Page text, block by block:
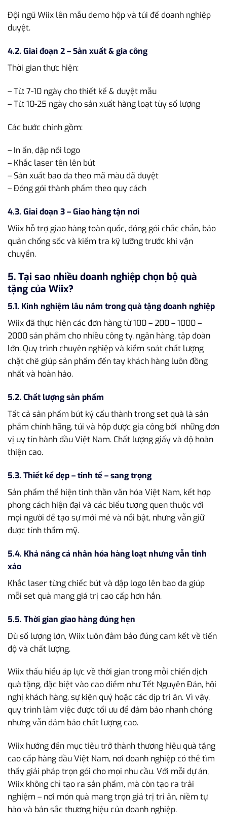
Đội ngũ Wiix lên mẫu demo hộp và túi để doanh nghiệp
duyệt.
4.2. Giai đoạn 2 – Sản xuất & gia công
Thời gian thực hiện:
– Từ: 7-10 ngày cho thiết kế & duyệt mẫu
– Từ: 10-25 ngày cho sản xuất hàng loạt tùy số lượng
Các bước chính gồm:
– In ấn, dập nổi logo
– Khắc laser tên lên bút
– Sản xuất bao da theo mã màu đã duyệt
– Đóng gói thành phẩm theo quy cách
4.3. Giai đoạn 3 – Giao hàng tận nơi
Wiix hỗ trợ giao hàng toàn quốc, đóng gói chắc chắn, bảo
quản chống sốc và kiểm tra kỹ lưỡng trước khi vận
chuyển.
5. Tại sao nhiều doanh nghiệp chọn bộ quà
tặng của Wiix?
5.1. Kinh nghiệm lâu năm trong quà tặng doanh nghiệp
Wiix đã thực hiện các đơn hàng từ 100 – 200 – 1000 –
2000 sản phẩm cho nhiều công ty, ngân hàng, tập đoàn
lớn. Quy trình chuyên nghiệp và kiểm soát chất lượng
chặt chẽ giúp sản phẩm đến tay khách hàng luôn đồng
nhất và hoàn hảo.
5.2. Chất lượng sản phẩm
Tất cả sản phẩm bút ký cấu thành trong set quà là sản
phẩm chính hãng, túi và hộp được gia công bởi những đơn
vị uy tín hành đầu Việt Nam. Chất lượng giấy và độ hoàn
thiện cao.
5.3. Thiết kế đẹp – tinh tế – sang trọng
Sản phẩm thể hiện tinh thần văn hóa Việt Nam, kết hợp
phong cách hiện đại và các biểu tượng quen thuộc với
mọi người để tạo sự mới mẻ và nổi bật, nhưng vẫn giữ
được tính thẩm mỹ.
5.4. Khả năng cá nhân hóa hàng loạt nhưng vẫn tinh
xảo
Khắc laser từng chiếc bút và dập logo lên bao da giúp
mỗi set quà mang giá trị cao cấp hơn hẳn.
5.5. Thời gian giao hàng đúng hẹn
Dù số lượng lớn, Wiix luôn đảm bảo đúng cam kết về tiến
độ và chất lượng.
Wiix thấu hiểu áp lực về thời gian trong mỗi chiến dịch
quà tặng, đặc biệt vào cao điểm như Tết Nguyên Đán, hội
nghị khách hàng, sự kiện quý hoặc các dịp tri ân. Vì vậy,
quy trình làm việc được tối ưu để đảm bảo nhanh chóng
nhưng vẫn đảm bảo chất lượng cao.
Wiix hướng đến mục tiêu trở thành thương hiệu quà tặng
cao cấp hàng đầu Việt Nam, nơi doanh nghiệp có thể tìm
thấy giải pháp trọn gói cho mọi nhu cầu. Với mỗi dự án,
Wiix không chỉ tạo ra sản phẩm, mà còn tạo ra trải
nghiệm – nơi món quà mang trọn giá trị tri ân, niềm tự
hào và bản sắc thương hiệu của doanh nghiệp.